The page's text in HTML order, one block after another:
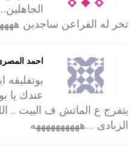
تخر له الفراعن ساجدين
احمد
بوتفليقه
عندك يا
يتفرج ع الماتش ف البيت ..
الزبادى …ههههههههههه